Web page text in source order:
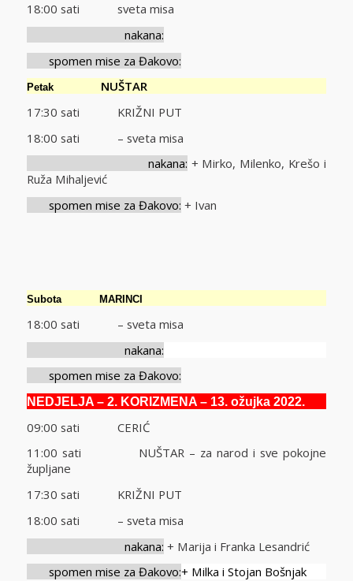
18:00 sati sveta misa
nakana:
spomen mise za Đakovo:
Petak NUŠTAR
17:30 sati KRIŽNI PUT
18:00 sati – sveta misa
nakana: + Mirko, Milenko, Krešo i
Ruža Mihaljević
spomen mise za Đakovo: + Ivan
Subota MARINCI
18:00 sati – sveta misa
nakana:
spomen mise za Đakovo:
NEDJELJA – 2. KORIZMENA – 13. ožujka 2022.
09:00 sati CERIĆ
11:00 sati NUŠTAR – za narod i sve pokojne
župljane
17:30 sati KRIŽNI PUT
18:00 sati – sveta misa
nakana: + Marija i Franka Lesandrić
spomen mise za Đakovo:+ Milka i Stojan Bošnjak